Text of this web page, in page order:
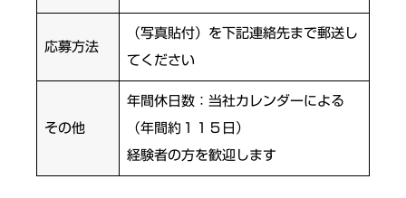
応募方法
（写真貼付）を下記連絡先まで郵送し
てください
その他
年間休日数：当社カレンダーによる
（年間約１１５日）
経験者の方を歓迎します